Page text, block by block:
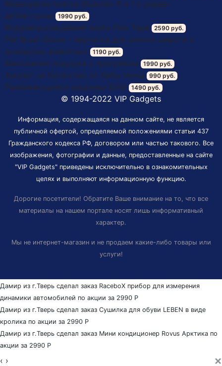
Видеорегистратор Bluavido 8 в 1 с радар-
детектором
1990 руб.
Водонепроницаемая лента Flex Tape 2590 руб.
Pet Brush Glove – перчатка для снятия шерсти с
домашних животных
1190 руб.
Массажная подушка с прогревом 1990 руб.
Амулет на богатство от бабы Нины 990 руб.
Разбивающиеся машинки БУМ 1490 руб.
© 1994-2022 VIP Gadgets
Информация, содержащаяся на данном сайте, не является
публичной офертой, определяемой положениями статьи 437
Гражданского кодекса РФ, договором или частью такового. Все
изображения, фотографии и данные, предоставленные на сайте
"VIP Gadgets" приведены исключительно в ознакомительных
целях и выполняют информационную функцию.
Дорогие посетители! Обратите Ваше внимание на то, что все
материалы на нашем портале носят лишь информативный
характер.
Мы не интернет-магазин и не продаем какие-либо товары или
услуги!
Дамир из г.Тверь сделал заказ RaceboX прибор для измерения
динамики автомобилей по акции за 2990 Р
Дамир из г.Тверь сделал заказ Сушилка для обуви LEBEN в виде
кролика по акции за 2990 Р
Дамир из г.Тверь сделал заказ Мини кондиционер Rovus Арктика по
акции за 2990 Р
‹ › ×